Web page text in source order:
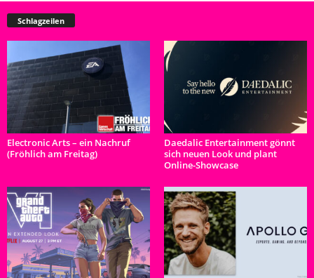
Schlagzeilen
Electronic Arts – ein Nachruf
(Fröhlich am Freitag)
Daedalic Entertainment gönnt
sich neuen Look und plant
Online-Showcase